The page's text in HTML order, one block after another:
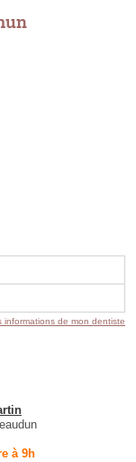
informations de mon dentiste
à 9h